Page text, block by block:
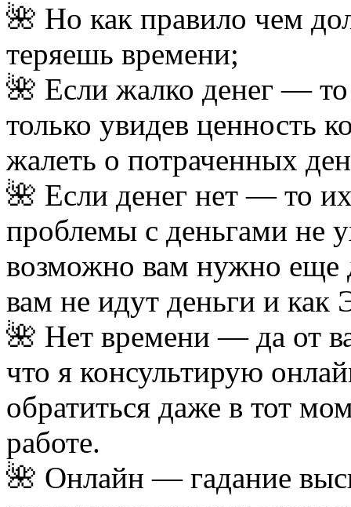
🌺 Но как правило чем
теряешь времени;
🌺 Если жалко денег — то
только увидев ценность
жалеть о потраченных
🌺 Если денег нет — то их
проблемы с деньгами не
возможно вам нужно еще
вам не идут деньги и
🌺 Нет времени — да от
что я консультирую
обратиться даже в тот
работе.
🌺 Онлайн — гадание